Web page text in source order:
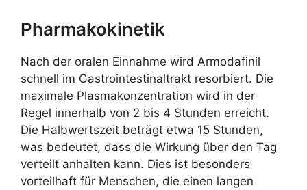
Pharmakokinetik
Nach der oralen Einnahme wird Armodafinil
schnell im Gastrointestinaltrakt resorbiert. Die
maximale Plasmakonzentration wird in der
Regel innerhalb von 2 bis 4 Stunden erreicht.
Die Halbwertszeit beträgt etwa 15 Stunden,
was bedeutet, dass die Wirkung über den Tag
verteilt anhalten kann. Dies ist besonders
vorteilhaft für Menschen, die einen langen